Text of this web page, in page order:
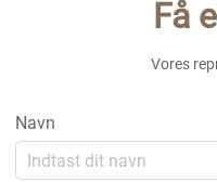
Få
Vores
Navn